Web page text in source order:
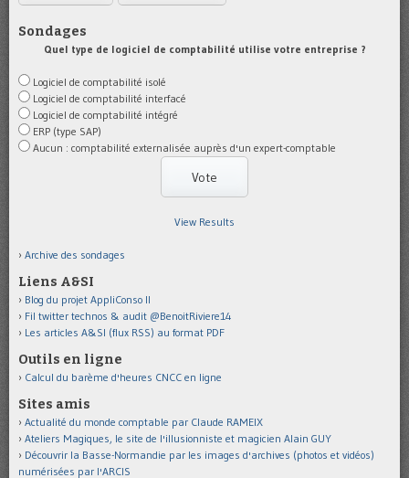
Sondages
Quel type de logiciel de comptabilité utilise votre entreprise ?
Logiciel de comptabilité isolé
Logiciel de comptabilité interfacé
Logiciel de comptabilité intégré
ERP (type SAP)
Aucun : comptabilité externalisée auprès d'un expert-comptable
View Results
Archive des sondages
Liens A&SI
Blog du projet AppliConso II
Fil twitter technos & audit @BenoitRiviere14
Les articles A&SI (flux RSS) au format PDF
Outils en ligne
Calcul du barème d'heures CNCC en ligne
Sites amis
Actualité du monde comptable par Claude RAMEIX
Ateliers Magiques, le site de l'illusionniste et magicien Alain GUY
Découvrir la Basse-Normandie par les images d'archives (photos et vidéos)
numérisées par l'ARCIS